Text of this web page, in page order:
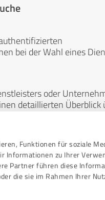
Funktionen für soziale
Informationen zu Ihrer
Partner führen diese
die sie im Rahmen Ihrer
bei der Wahl eines
oder
detaillierten Überblick
neutral. Bewertungen
und sind weder